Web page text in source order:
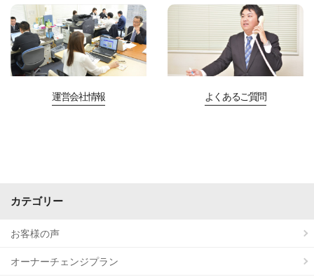
運営会社情報 よくあるご質問
カテゴリー
お客様の声
オーナーチェンジプラン